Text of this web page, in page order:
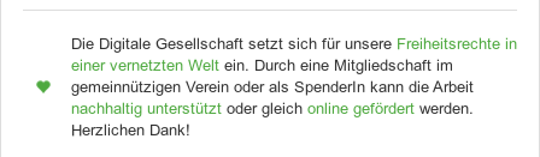
Die Digitale Gesellschaft setzt sich für unsere Freiheitsrechte in
einer vernetzten Welt ein. Durch eine Mitgliedschaft im
gemeinnützigen Verein oder als SpenderIn kann die Arbeit
nachhaltig unterstützt oder gleich online gefördert werden.
Herzlichen Dank!